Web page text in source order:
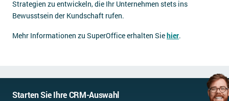
Strategien zu entwickeln, die Ihr Unternehmen stets ins
Bewusstsein der Kundschaft rufen.
Mehr Informationen zu SuperOffice erhalten Siehier.
Starten Sie Ihre CRM-Auswahl